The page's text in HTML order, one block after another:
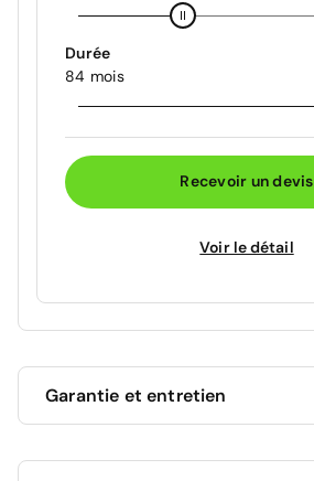
Durée
84 mois
Recevoir un devis
Voir le détail
Garantie et entretien